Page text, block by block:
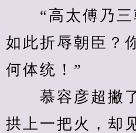
“高太傅乃三
如此折辱朝臣？
何体统！”
慕容彦超撇了
拱上一把火，却